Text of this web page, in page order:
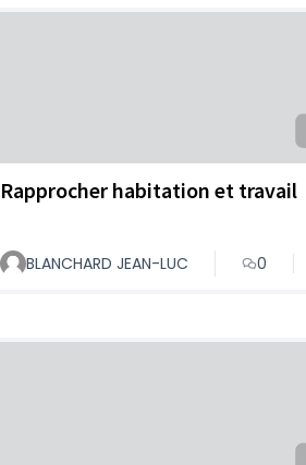
Rapprocher habitation et travail
BLANCHARD JEAN-LUC 0